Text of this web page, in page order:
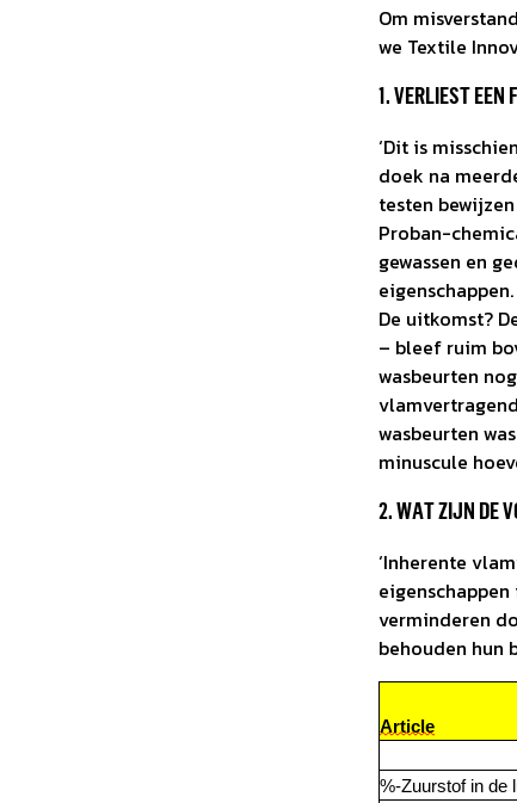
Om
we Textile
1. VERLIEST EEN
‘Dit is
doek na
testen
Proban-
gewassen en
eigenschappen.
De uitkomst?
– bleef ruim
wasbeurten
wasbeurten
minuscule
2. WAT ZIJN DE
‘Inherente
verminderen
behouden hun
Article
%-Zuurstof in de